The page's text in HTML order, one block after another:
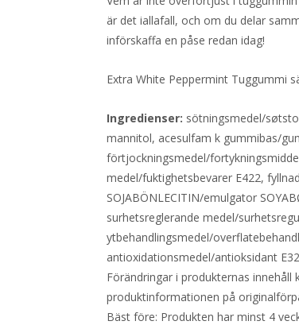
är det iallafall, och om du delar
införskaffa en påse redan idag!
Extra White Peppermint Tuggummi
Ingredienser: sötningsmedel/
mannitol, acesulfam k gummibas/
förtjockningsmedel/
medel/fuktighetsbevarer E422,
SOJABÖNLECITIN/emulgator
surhetsreglerande medel/
ytbehandlingsmedel/
antioxidationsmedel/antioksidant
Förändringar i produkternas innehåll
produktinformationen på
Bäst före: Produkten har minst 4